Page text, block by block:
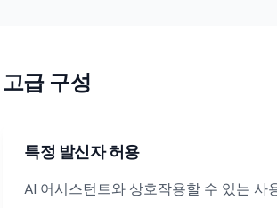
고급 구성
특정 발신자 허용
AI 어시스턴트와 상호작용할 수 있는 사